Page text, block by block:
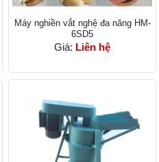
Máy nghiền vắt nghệ đa năng HM-
6SD5
Giá: Liên hệ